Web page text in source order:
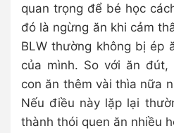
quan trọng để bé học
đó là ngừng ăn khi cảm
BLW thường không bị ép
của mình. So với ăn
con ăn thêm vài thìa nữa
Nếu điều này lặp lại
thành thói quen ăn nhiều